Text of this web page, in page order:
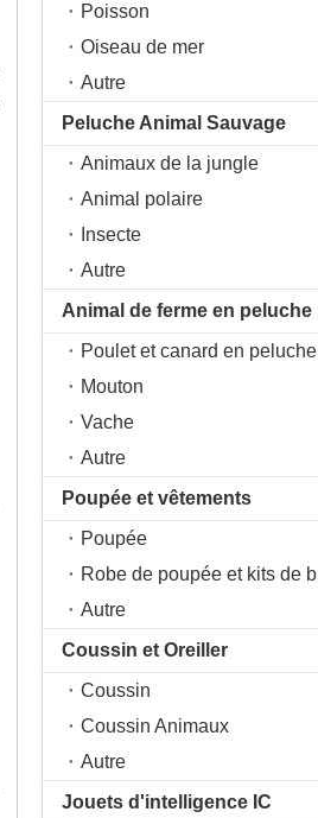
Poisson
Oiseau de mer
Autre
Peluche Animal Sauvage
Animaux de la jungle
Animal polaire
Insecte
Autre
Animal de ferme en peluche
Poulet et canard en peluche
Mouton
Vache
Autre
Poupée et vêtements
Poupée
Autre
Coussin et Oreiller
Coussin
Coussin Animaux
Autre
Jouets d'intelligence IC